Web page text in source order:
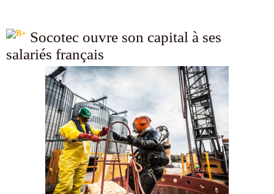
Socotec ouvre son capital à ses
salariés français